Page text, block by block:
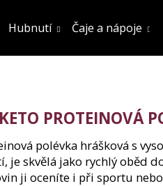
Hubnutí Čaje a nápoje
PROTEINOVÁ
polévka hrášková s
je skvělá jako rychlý oběd
ji oceníte i při sportu